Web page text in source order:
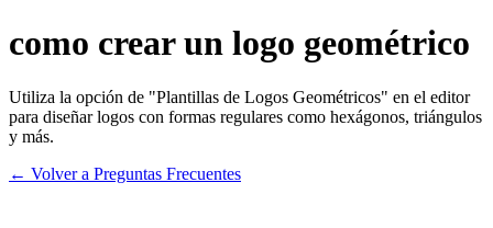
como crear un logo geométrico
Utiliza la opción de "Plantillas de Logos Geométricos" en el editor
para diseñar logos con formas regulares como hexágonos, triángulos
y más.
← Volver a Preguntas Frecuentes